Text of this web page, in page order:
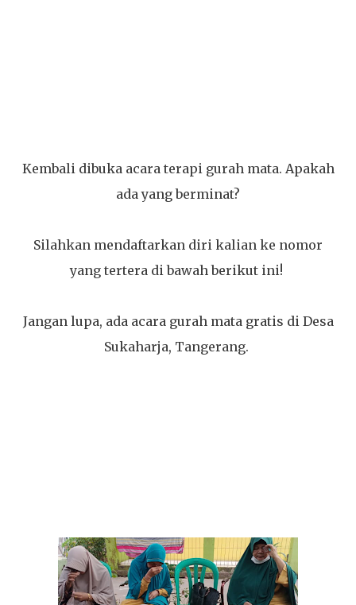
Kembali dibuka acara terapi gurah mata. Apakah
ada yang berminat?
Silahkan mendaftarkan diri kalian ke nomor
yang tertera di bawah berikut ini!
Jangan lupa, ada acara gurah mata gratis di Desa
Sukaharja, Tangerang.